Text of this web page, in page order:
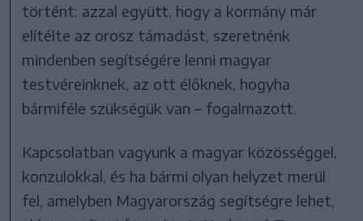
történt: azzal együtt, hogy a kormány már
elítélte az orosz támadást, szeretnénk
mindenben segítségére lenni magyar
testvéreinknek, az ott élőknek, hogyha
bármiféle szükségük van – fogalmazott.
Kapcsolatban vagyunk a magyar közösséggel,
konzulokkal, és ha bármi olyan helyzet merül
fel, amelyben Magyarország segítségre lehet,